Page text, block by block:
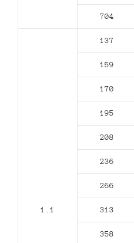
704
1.1
137
159
170
195
208
236
266
313
358